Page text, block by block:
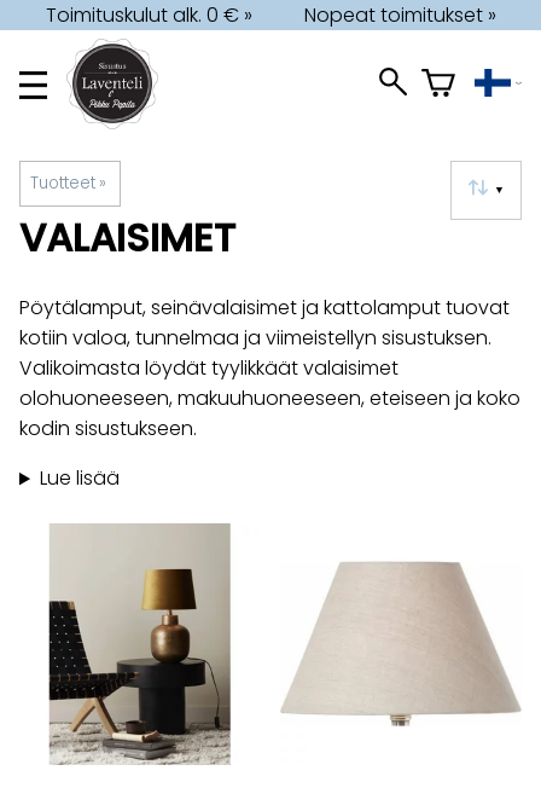
Toimituskulut alk. 0 € » Nopeat toimitukset »
Tuotteet ‪» ▼
VALAISIMET
Pöytälamput, seinävalaisimet ja kattolamput tuovat
kotiin valoa, tunnelmaa ja viimeistellyn sisustuksen.
Valikoimasta löydät tyylikkäät valaisimet
olohuoneeseen, makuuhuoneeseen, eteiseen ja koko
kodin sisustukseen.
Lue lisää